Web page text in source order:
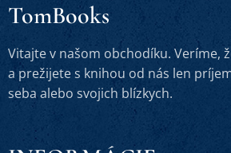
TomBooks
Vitajte v našom obchodíku. Veríme,
a prežijete s knihou od nás len
seba alebo svojich blízkych.